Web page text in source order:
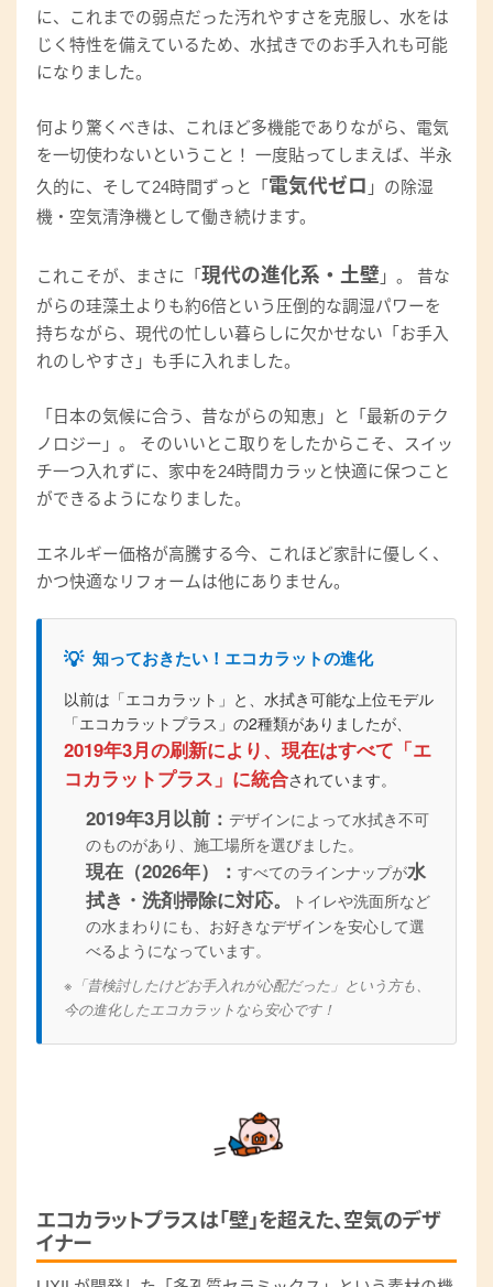
に、これまでの弱点だった汚れやすさを克服し、水をは
じく特性を備えているため、水拭きでのお手入れも可能
になりました。
何より驚くべきは、これほど多機能でありながら、電気
を一切使わないということ！ 一度貼ってしまえば、半永
久的に、そして24時間ずっと「 電気代ゼロ 」の除湿
機・空気清浄機として働き続けます。
これこそが、まさに「 現代の進化系・土壁 」。 昔な
がらの珪藻土よりも約6倍という圧倒的な調湿パワーを
持ちながら、現代の忙しい暮らしに欠かせない「お手入
れのしやすさ」も手に入れました。
「日本の気候に合う、昔ながらの知恵」と「最新のテク
ノロジー」。 そのいいとこ取りをしたからこそ、スイッ
チ一つ入れずに、家中を24時間カラッと快適に保つこと
ができるようになりました。
エネルギー価格が高騰する今、これほど家計に優しく、
かつ快適なリフォームは他にありません。
💡 知っておきたい！エコカラットの進化
以前は「エコカラット」と、水拭き可能な上位モデル
「エコカラットプラス」の2種類がありましたが、
2019年3月の刷新により、現在はすべて「エ
コカラットプラス」に統合されています。
2019年3月以前： デザインによって水拭き不可
のものがあり、施工場所を選びました。
現在（2026年）： すべてのラインナップが水
拭き・洗剤掃除に対応。
トイレや洗面所など
の水まわりにも、お好きなデザインを安心して選
べるようになっています。
※「昔検討したけどお手入れが心配だった」という方も、
今の進化したエコカラットなら安心です！
エコカラットプラスは「壁」を超えた、空気のデザ
イナー